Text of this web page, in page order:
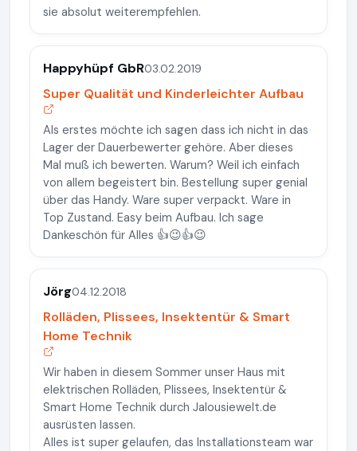
sie absolut weiterempfehlen.
Happyhüpf GbR03.02.2019
Super Qualität und Kinderleichter Aufbau
Als erstes möchte ich sagen dass ich nicht in das
Lager der Dauerbewerter gehöre. Aber dieses
Mal muß ich bewerten. Warum? Weil ich einfach
von allem begeistert bin. Bestellung super genial
über das Handy. Ware super verpackt. Ware in
Top Zustand. Easy beim Aufbau. Ich sage
Dankeschön für Alles 👍😉👍😉
Jörg04.12.2018
Rolläden, Plissees, Insektentür & Smart
Home Technik
Wir haben in diesem Sommer unser Haus mit
elektrischen Rolläden, Plissees, Insektentür &
Smart Home Technik durch Jalousiewelt.de
ausrüsten lassen.
Alles ist super gelaufen, das Installationsteam war